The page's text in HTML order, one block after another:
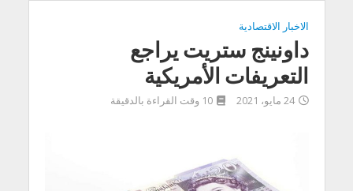
الاخبار الاقتصادية
داونينج ستريت يراجع
التعريفات الأمريكية
24 مايو، 2021 10 وقت القراءة بالدقيقة